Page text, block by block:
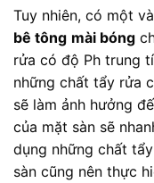
Tuy nhiên, có một
bê tông mài bóng
rửa có độ Ph trung
những chất tẩy rửa
sẽ làm ảnh hưởng
của mặt sàn sẽ
dụng những chất
sàn cũng nên thực